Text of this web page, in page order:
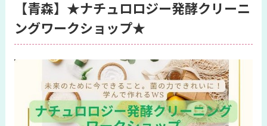
【青森】★ナチュロロジー発酵クリーニ
ングワークショップ★